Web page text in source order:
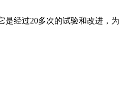
是经过20多次的试验和改进，为